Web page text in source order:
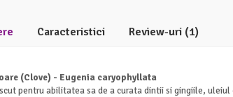
Caracteristici Review-uri (1)
(Clove) - Eugenia caryophyllata
pentru abilitatea sa de a curata dintii si gingiile,